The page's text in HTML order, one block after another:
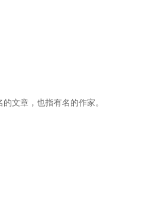
文章，也指有名的作家。